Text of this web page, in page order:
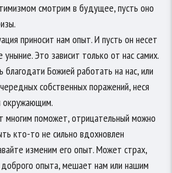
смотрим в будущее, пусть оно
приносит нам опыт. И пусть он несет
Это зависит только от нас самих.
Божией работать на нас, или
собственных поражений, неся
окружающим.
многим поможет, отрицательный можно
кто-то не сильно вдохновлен
изменим его опыт. Может страх,
опыта, мешает нам или нашим